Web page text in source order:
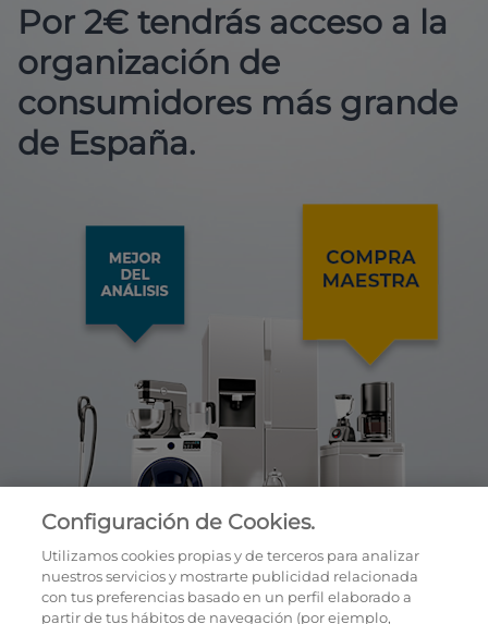
Por 2€ tendrás acceso a la
organización de
consumidores más grande
de España.
Configuración de Cookies.
Utilizamos cookies propias y de terceros para analizar
nuestros servicios y mostrarte publicidad relacionada
con tus preferencias basado en un perfil elaborado a
partir de tus hábitos de navegación (por ejemplo,